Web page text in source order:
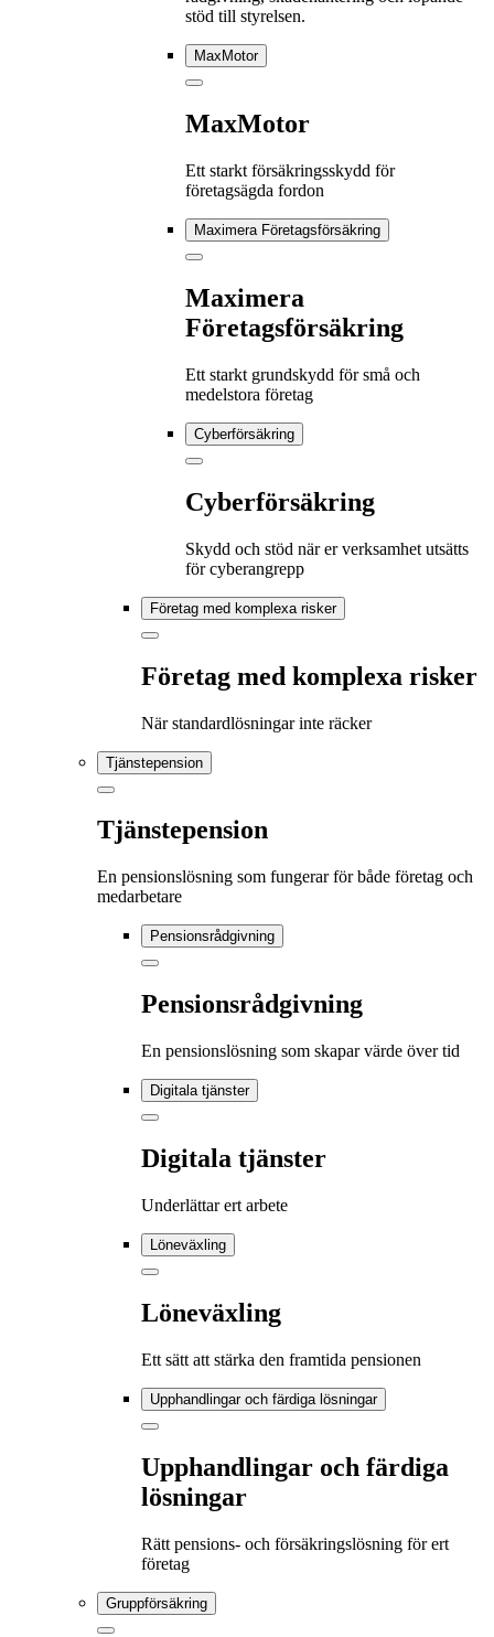
stöd till styrelsen.
MaxMotor
MaxMotor
Ett starkt försäkringsskydd för
företagsägda fordon
Maximera Företagsförsäkring
Maximera
Företagsförsäkring
Ett starkt grundskydd för små och
medelstora företag
Cyberförsäkring
Cyberförsäkring
Skydd och stöd när er verksamhet utsätts
för cyberangrepp
Företag med komplexa risker
Företag med komplexa risker
När standardlösningar inte räcker
Tjänstepension
Tjänstepension
En pensionslösning som fungerar för både företag och
medarbetare
Pensionsrådgivning
Pensionsrådgivning
En pensionslösning som skapar värde över tid
Digitala tjänster
Digitala tjänster
Underlättar ert arbete
Löneväxling
Löneväxling
Ett sätt att stärka den framtida pensionen
Upphandlingar och färdiga lösningar
Upphandlingar och färdiga
lösningar
Rätt pensions- och försäkringslösning för ert
företag
Gruppförsäkring